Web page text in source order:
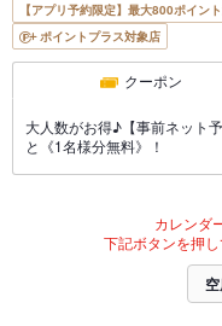
【アプリ予約限定】最大800ポイン
ポイントプラス対象店
クーポン
大人数がお得♪【事前ネット
と《1名様分無料》！
カレンダ
下記ボタンを押し